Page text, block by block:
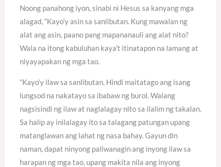
Noong panahong iyon, sinabi ni Hesus sa kanyang mga
alagad, “Kayo’y asin sa sanlibutan. Kung mawalan ng
alat ang asin, paano pang mapananauli ang alat nito?
Wala na itong kabuluhan kaya’t itinatapon na lamang at
niyayapakan ng mga tao.
“Kayo’y ilaw sa sanlibutan. Hindi maitatago ang isang
lungsod na nakatayo sa ibabaw ng burol. Walang
nagsisindi ng ilaw at naglalagay nito sa ilalim ng takalan.
Sa halip ay inilalagay ito sa talagang patungan upang
matanglawan ang lahat ng nasa bahay. Gayun din
naman, dapat ninyong paliwanagin ang inyong ilaw sa
harapan ng mga tao, upang makita nila ang inyong